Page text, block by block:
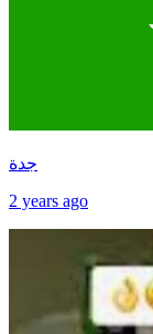
جدة
2 years ago